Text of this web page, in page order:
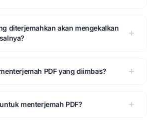
diterjemahkan akan mengekalkan
PDF yang diimbas?
menterjemah PDF?